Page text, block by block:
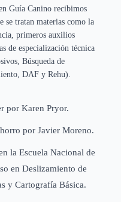
Guía Canino recibimos
se tratan materias como la
primeros auxilios
de especialización técnica
Búsqueda de
DAF y Rehu).
por Karen Pryor.
por Javier Moreno.
la Escuela Nacional de
en Deslizamiento de
y Cartografía Básica.